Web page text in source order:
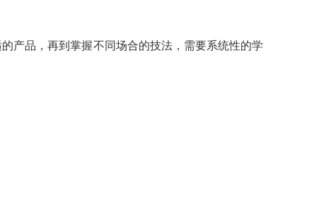
产品，再到掌握不同场合的技法，需要系统性的学